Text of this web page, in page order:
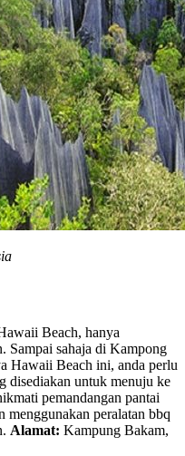
Beach, hanya
Sampai sahaja di Kampong
Hawaii Beach ini, anda perlu
disediakan untuk menuju ke
pemandangan pantai
menggunakan peralatan bbq
Alamat: Kampung Bakam,